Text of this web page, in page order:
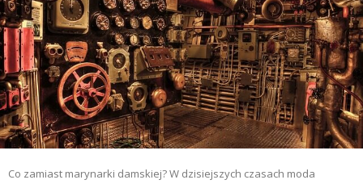
Co zamiast marynarki damskiej? W dzisiejszych czasach moda